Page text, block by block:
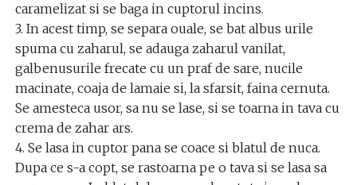
caramelizat si se baga in cuptorul incins.
3. In acest timp, se separa ouale, se bat albus urile
spuma cu zaharul, se adauga zaharul vanilat,
galbenusurile frecate cu un praf de sare, nucile
macinate, coaja de lamaie si, la sfarsit, faina cernuta.
Se amesteca usor, sa nu se lase, si se toarna in tava cu
crema de zahar ars.
4. Se lasa in cuptor pana se coace si blatul de nuca.
Dupa ce s-a copt, se rastoarna pe o tava si se lasa sa